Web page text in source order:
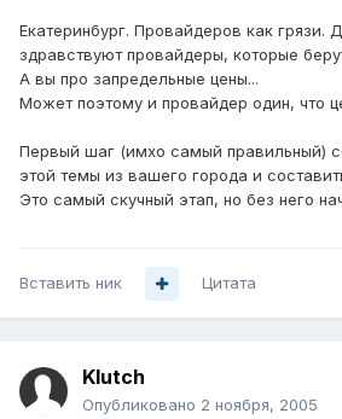
Екатеринбург. Провайдеров как грязи.
здравствуют провайдеры, которые
А вы про запредельные цены...
Может поэтому и провайдер один, что
Первый шаг (имхо самый правильный)
этой темы из вашего города и
Это самый скучный этап, но без него
Вставить ник Цитата
Klutch
Опубликовано 2 ноября, 2005